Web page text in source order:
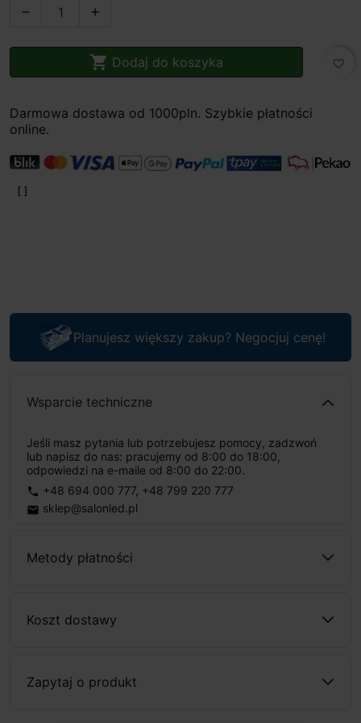
 
 Dodaj do koszyka favorite_border
Darmowa dostawa od 1000pln. Szybkie płatności
online.
Planujesz większy zakup? Negocjuj cenę!
Wsparcie techniczne
Jeśli masz pytania lub potrzebujesz pomocy, zadzwoń
lub napisz do nas: pracujemy od 8:00 do 18:00,
odpowiedzi na e-maile od 8:00 do 22:00.
phone +48 694 000 777, +48 799 220 777
email sklep@salonled.pl
Metody płatności
Koszt dostawy
Zapytaj o produkt